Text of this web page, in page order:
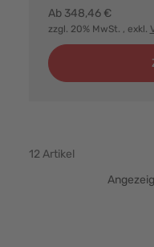
Ab 348,46 €
zzgl. 20% MwSt. , exkl.
12Artikel